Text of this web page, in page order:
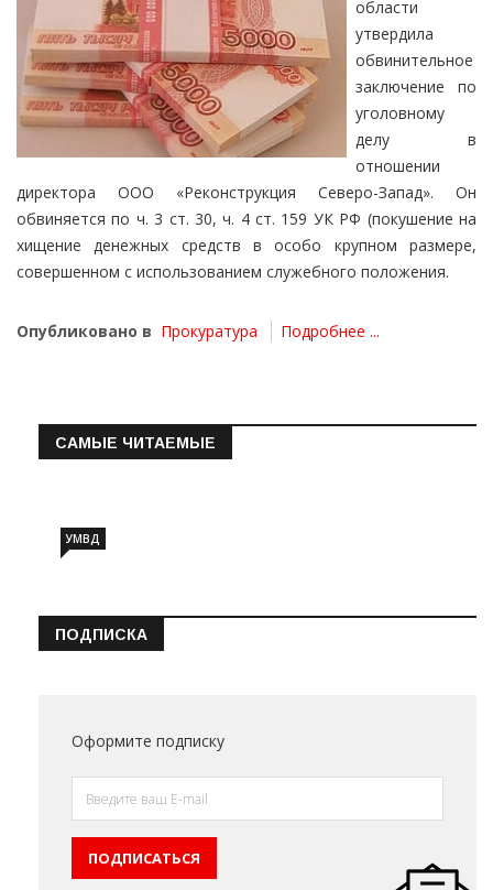
области
утвердила
обвинительное
заключение по
уголовному
делу в
отношении
директора ООО «Реконструкция Северо-Запад». Он
обвиняется по ч. 3 ст. 30, ч. 4 ст. 159 УК РФ (покушение на
хищение денежных средств в особо крупном размере,
совершенном с использованием служебного положения.
Опубликовано в Прокуратура Подробнее ...
САМЫЕ ЧИТАЕМЫЕ
УМВД
ПОДПИСКА
Оформите подписку